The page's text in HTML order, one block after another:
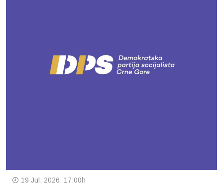
19 Jul, 2026. 17:00h